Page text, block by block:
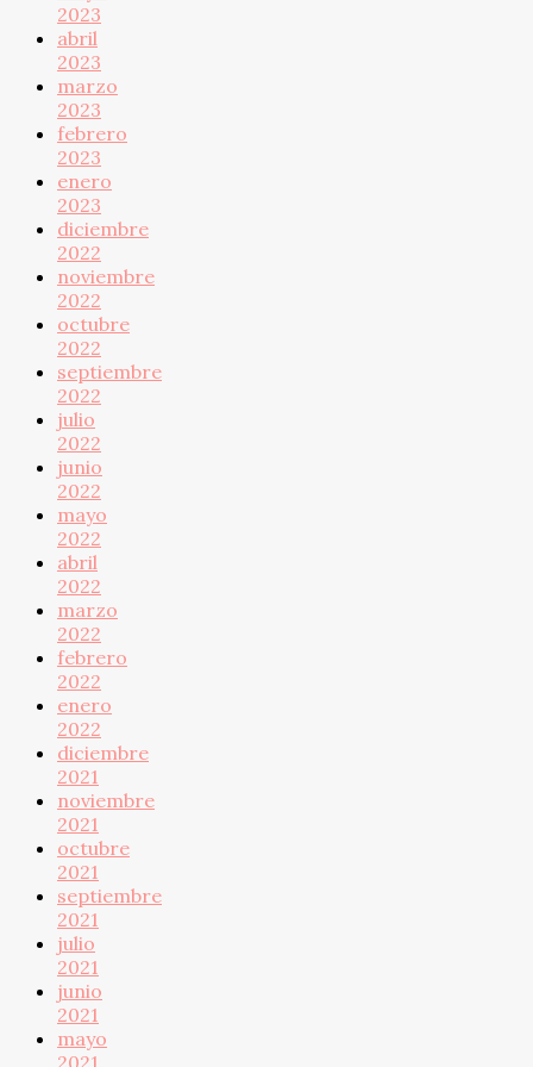
2023
abril
2023
marzo
2023
febrero
2023
enero
2023
diciembre
2022
noviembre
2022
octubre
2022
septiembre
2022
julio
2022
junio
2022
mayo
2022
abril
2022
marzo
2022
febrero
2022
enero
2022
diciembre
2021
noviembre
2021
octubre
2021
septiembre
2021
julio
2021
junio
2021
mayo
2021